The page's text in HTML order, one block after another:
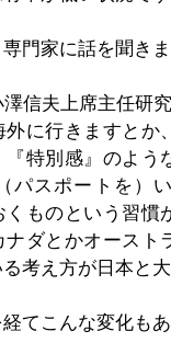
門家に話を聞きま
信夫上席主任研究
外に行きますとか
『特別感』のよう
パスポートを）
くものという習慣
ダとかオースト
考え方が日本と大
てこんな変化もあ